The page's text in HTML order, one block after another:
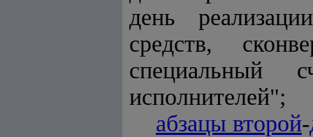
день
средств,
специальный
исполнителей";
абзацы второй-